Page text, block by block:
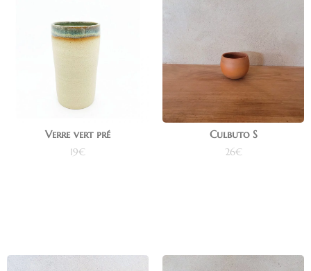
Verre vert pré
19€
Culbuto S
26€